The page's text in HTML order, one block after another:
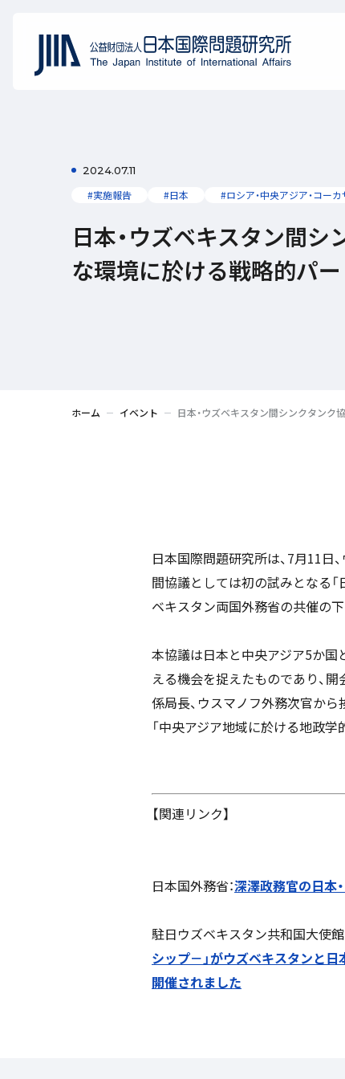
2024.07.11
#実施報告 #日本 #ロシア・中央アジア・コーカ
日本・ウズベキスタン間
な環境に於ける戦略的パ
ホーム イベント 日本・ウズベキスタン間シンクタン
日本国際問題研究所は、7月11日
間協議としては初の試みとなる
ベキスタン両国外務省の共催の下
本協議は日本と中央アジア5か国
える機会を捉えたものであり、
係局長、ウスマノフ外務次官から
「中央アジア地域に於ける地政学
【関連リンク】
日本国外務省：深澤政務官の日本
駐日ウズベキスタン共和国大使館
シップ－」がウズベキスタンと
開催されました